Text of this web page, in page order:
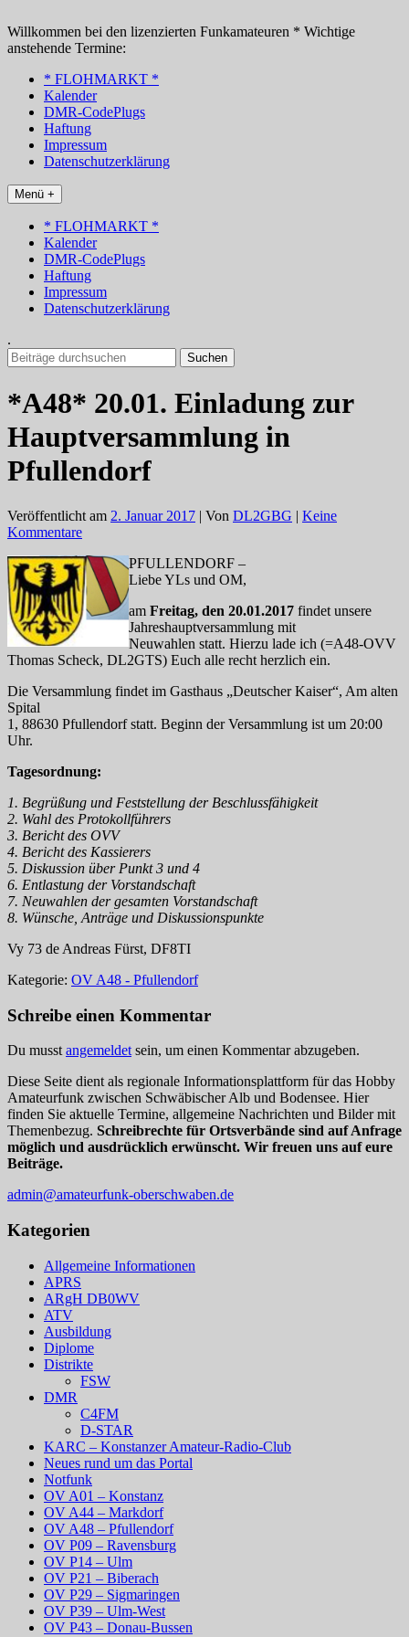
Inhalt
springen
Willkommen bei den lizenzierten Funkamateuren * Wichtige
anstehende Termine:
* FLOHMARKT *
Kalender
DMR-CodePlugs
Haftung
Impressum
Datenschutzerklärung
Menü +
* FLOHMARKT *
Kalender
DMR-CodePlugs
Haftung
Impressum
Datenschutzerklärung
.
Suchen
nach:
*A48* 20.01. Einladung zur
Hauptversammlung in
Pfullendorf
Veröffentlicht am 2. Januar 2017 | Von DL2GBG | Keine
Kommentare
PFULLENDORF –
Liebe YLs und OM,
am Freitag, den 20.01.2017 findet unsere
Jahreshauptversammlung mit
Neuwahlen statt. Hierzu lade ich (=A48-OVV
Thomas Scheck, DL2GTS) Euch alle recht herzlich ein.
Die Versammlung findet im Gasthaus „Deutscher Kaiser“, Am alten
Spital
1, 88630 Pfullendorf statt. Beginn der Versammlung ist um 20:00
Uhr.
Tagesordnung:
1. Begrüßung und Feststellung der Beschlussfähigkeit
2. Wahl des Protokollführers
3. Bericht des OVV
4. Bericht des Kassierers
5. Diskussion über Punkt 3 und 4
6. Entlastung der Vorstandschaft
7. Neuwahlen der gesamten Vorstandschaft
8. Wünsche, Anträge und Diskussionspunkte
Vy 73 de Andreas Fürst, DF8TI
Kategorie: OV A48 - Pfullendorf
Schreibe einen Kommentar
Du musst angemeldet sein, um einen Kommentar abzugeben.
Diese Seite dient als regionale Informationsplattform für das Hobby
Amateurfunk zwischen Schwäbischer Alb und Bodensee. Hier
finden Sie aktuelle Termine, allgemeine Nachrichten und Bilder mit
Themenbezug. Schreibrechte für Ortsverbände sind auf Anfrage
möglich und ausdrücklich erwünscht. Wir freuen uns auf eure
Beiträge.
admin@amateurfunk-oberschwaben.de
Kategorien
Allgemeine Informationen
APRS
ARgH DB0WV
ATV
Ausbildung
Diplome
Distrikte
FSW
DMR
C4FM
D-STAR
KARC – Konstanzer Amateur-Radio-Club
Neues rund um das Portal
Notfunk
OV A01 – Konstanz
OV A44 – Markdorf
OV A48 – Pfullendorf
OV P09 – Ravensburg
OV P14 – Ulm
OV P21 – Biberach
OV P29 – Sigmaringen
OV P39 – Ulm-West
OV P43 – Donau-Bussen